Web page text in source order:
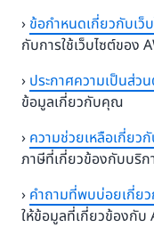
› ข้อกำหนดเกี่ยวกับเว็
กับการใช้เว็บไซต์ของ
› ประกาศความเป็นส่ว
ข้อมูลเกี่ยวกับคุณ
› ความช่วยเหลือเกี่ยว
ภาษีที่เกี่ยวข้องกับบริก
› คำถามที่พบบ่อยเกี่ย
ให้ข้อมูลที่เกี่ยวข้องกั